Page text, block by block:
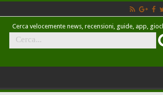
Cerca velocemente news, recensioni, guide, app,